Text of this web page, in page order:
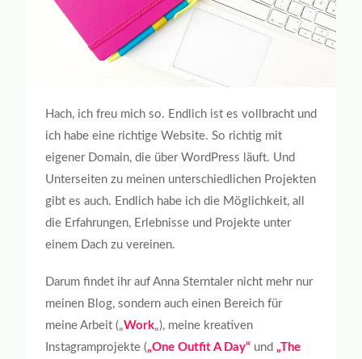
Hach, ich freu mich so. Endlich ist es vollbracht und
ich habe eine richtige Website. So richtig mit
eigener Domain, die über WordPress läuft. Und
Unterseiten zu meinen unterschiedlichen Projekten
gibt es auch. Endlich habe ich die Möglichkeit, all
die Erfahrungen, Erlebnisse und Projekte unter
einem Dach zu vereinen.
Darum findet ihr auf Anna Sterntaler nicht mehr nur
meinen Blog, sondern auch einen Bereich für
meine Arbeit („Work„), meine kreativen
Instagramprojekte („One Outfit A Day“ und „The